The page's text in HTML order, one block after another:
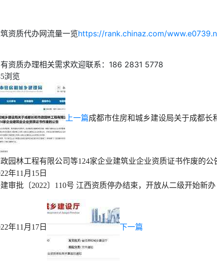
资质代办网流量一览https://rank.chinaz.com/
资质办理相关需求欢迎联系：186 2831 5778
浏览
上一篇成都市住房和城乡建设局关于成都长
园林工程有限公司等124家企业建筑业企业资质证书作废的公
年11月15日
审批〔2022〕110号 江西资质停办结束，开放从二级开始新办
年11月17日 下一篇